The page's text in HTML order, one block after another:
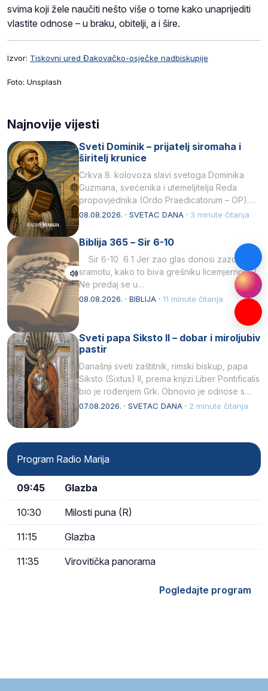
svima koji žele naučiti nešto više o tome kako unaprijediti
vlastite odnose – u braku, obitelji, a i šire.
Izvor: Tiskovni ured Đakovačko-osječke nadbiskupije
Foto: Unsplash
Najnovije vijesti
Sveti Dominik – prijatelj siromaha i
širitelj krunice
Crkva 8. kolovoza slavi svetoga Dominika
Guzmana, svećenika i utemeljitelja Reda
propovjednika (Ordo Praedicatorum – OP).
Svojim životom, dubokom ljubavlju prema
08.08.2026. · SVETAC DANA · 3 minute čitanja
Biblija 365 – Sir 6-10
Sir 6-10 6 1 Jer zao glas donosi zazor i
sramotu, kako to biva grešniku licemjernom.2
Ne predaj se u…
08.08.2026. · BIBLIJA · 11 minute čitanja
Sveti papa Siksto II – dobar i miroljubiv
pastir
Današnji sveti zaštitnik, rimski biskup, papa
Siksto (Sixtus) II, prema knjizi Liber Pontificalis
bio je rođenjem Grk. Obnovio je odnose s
afričkim…
07.08.2026. · SVETAC DANA · 2 minute čitanja
Program Radio Marija
09:45 Glazba
10:30 Milosti puna (R)
11:15 Glazba
11:35 Virovitička panorama
Pogledajte program